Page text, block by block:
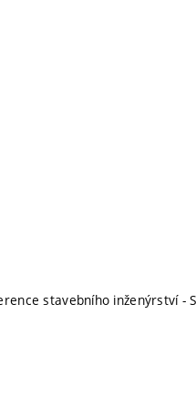
stavebního inženýrství -